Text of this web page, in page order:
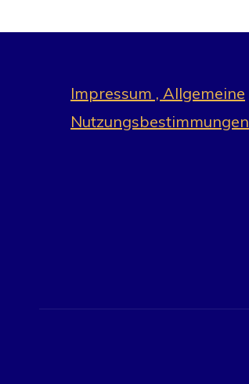
Impressum , Allgemeine
Nutzungsbestimmungen